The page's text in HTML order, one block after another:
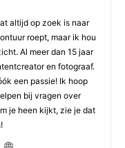
altijd op zoek is naar
roept, maar ik hou
Al meer dan 15 jaar
en fotograaf.
een passie! Ik hoop
bij vragen over
je heen kijkt, zie je dat